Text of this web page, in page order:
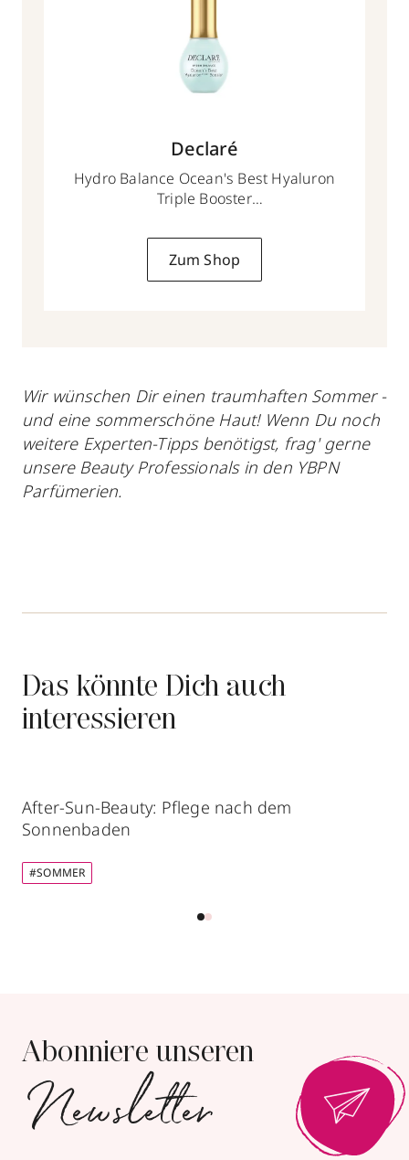
Declaré
Hydro Balance Ocean's Best Hyaluron
Triple Booster
Zum Shop
Wir wünschen Dir einen traumhaften Sommer -
und eine sommerschöne Haut! Wenn Du noch
weitere Experten-Tipps benötigst, frag' gerne
unsere Beauty Professionals in den YBPN
Parfümerien.
Das könnte Dich auch
interessieren
After-Sun-Beauty: Pflege nach dem
Sonnenbaden
#SOMMER
Abonniere unseren
Newsletter